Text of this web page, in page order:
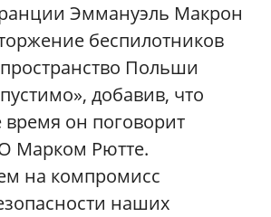
Эммануэль Макрон
беспилотников
Польши
добавив, что
он поговорит
Марком Рютте.
на компромисс
наших